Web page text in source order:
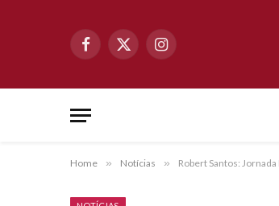
Facebook
X
Instagram
Home » Notícias » Robert Santos: